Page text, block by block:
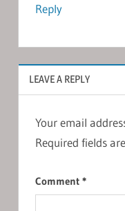
Reply
LEAVE A REPLY
Your email
Required fields
Comment *